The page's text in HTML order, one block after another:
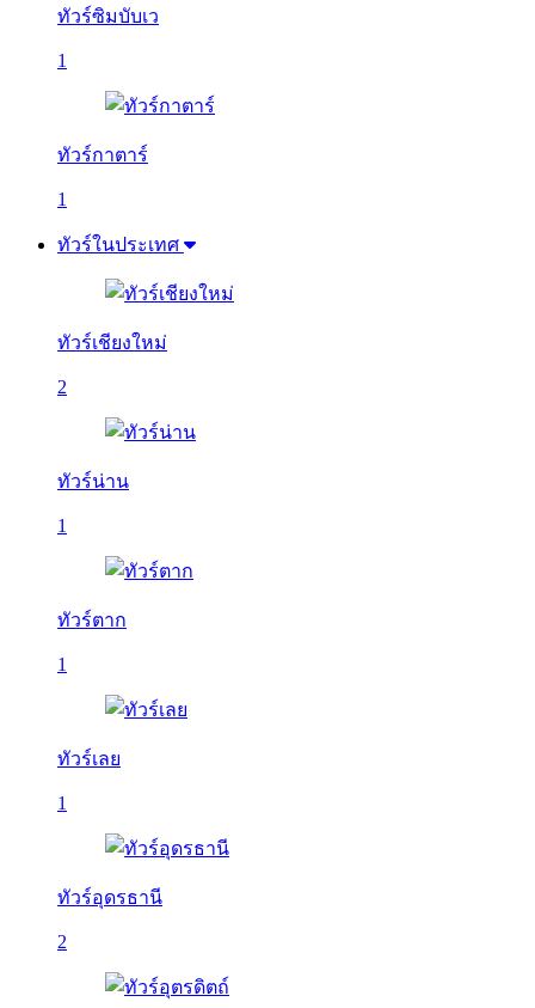
ทัวร์ซิมบับเว
1
ทัวร์กาตาร์
1
ทัวร์ในประเทศ
ทัวร์เชียงใหม่
2
ทัวร์น่าน
1
ทัวร์ตาก
1
ทัวร์เลย
1
ทัวร์อุดรธานี
2